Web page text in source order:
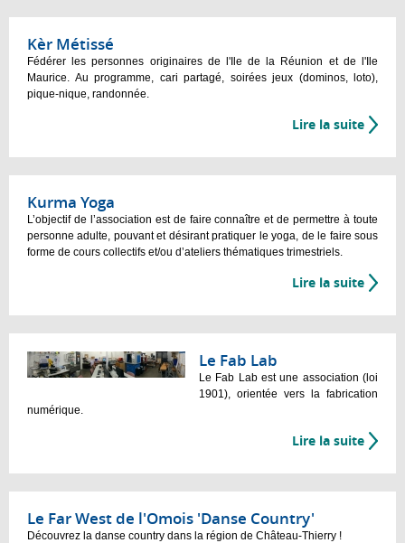
Kèr Métissé
Fédérer les personnes originaires de l'Ile de la Réunion et de l'Ile
Maurice. Au programme, cari partagé, soirées jeux (dominos, loto),
pique-nique, randonnée.
Lire la suite
Kurma Yoga
L’objectif de l’association est de faire connaître et de permettre à toute
personne adulte, pouvant et désirant pratiquer le yoga, de le faire sous
forme de cours collectifs et/ou d’ateliers thématiques trimestriels.
Lire la suite
Le Fab Lab
Le Fab Lab est une association (loi
1901), orientée vers la fabrication
numérique.
Lire la suite
Le Far West de l'Omois 'Danse Country'
Découvrez la danse country dans la région de Château-Thierry !